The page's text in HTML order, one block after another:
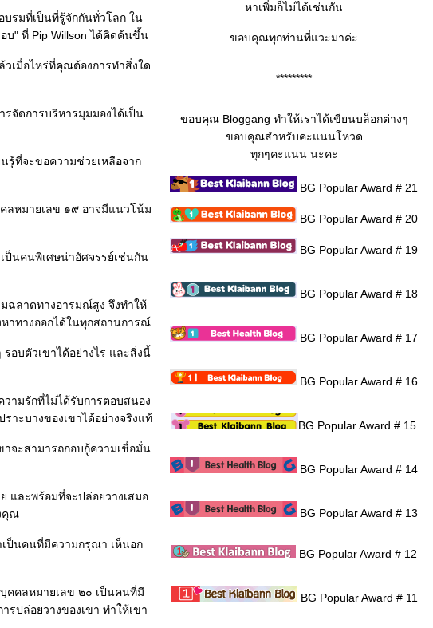
รมที่เป็นที่รู้จักกันทั่วโลก ใน
" ที่ Pip Willson ได้คิดค้นขึ้น
เมื่อไหร่ที่คุณต้องการทำสิ่งใด
จัดการบริหารมุมมองได้เป็น
รู้ที่จะขอความช่วยเหลือจาก
ลหมายเลข ๑๙ อาจมีแนวโน้ม
ป็นคนพิเศษน่าอัศจรรย์เช่นกัน
ฉลาดทางอารมณ์สูง จึงทำให้
าทางออกได้ในทุกสถานการณ์
อบตัวเขาได้อย่างไร และสิ่งนี้
ามรักที่ไม่ได้รับการตอบสนอง
าะบางของเขาได้อย่างจริงแท้
จะสามารถกอบกู้ความเชื่อมั่น
และพร้อมที่จะปล่อยวางเสมอ
คุณ
ป็นคนที่มีความกรุณา เห็นอก
คคลหมายเลข ๒๐ เป็นคนที่มี
ปล่อยวางของเขา ทำให้เขา
หาเพิ่มก็ไม่ได้เช่นกัน
ขอบคุณทุกท่านที่แวะมาค่ะ
*********
ขอบคุณ Bloggang ทำให้เราได้เขียนบล็อกต่างๆ
ขอบคุณสำหรับคะแนนโหวด
ทุกๆคะแนน นะคะ
BG Popular Award # 21
BG Popular Award # 20
BG Popular Award # 19
BG Popular Award # 18
BG Popular Award # 17
BG Popular Award # 16
BG Popular Award # 15
BG Popular Award # 14
BG Popular Award # 13
BG Popular Award # 12
BG Popular Award # 11